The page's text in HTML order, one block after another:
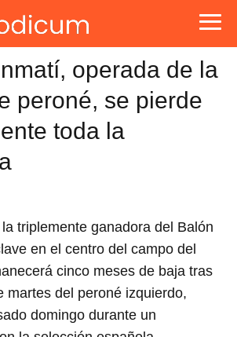
operada de la
peroné, se pierde
toda la
triplemente ganadora del Balón
en el centro del campo del
cinco meses de baja tras
martes del peroné izquierdo,
domingo durante un